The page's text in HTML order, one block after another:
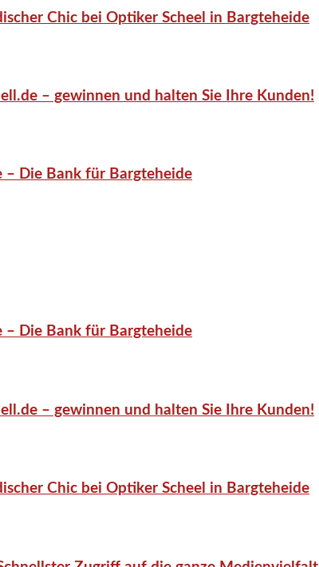
Chic bei Optiker Scheel in Bargteheide
– gewinnen und halten Sie Ihre Kunden!
– Die Bank für Bargteheide
– Die Bank für Bargteheide
– gewinnen und halten Sie Ihre Kunden!
Chic bei Optiker Scheel in Bargteheide